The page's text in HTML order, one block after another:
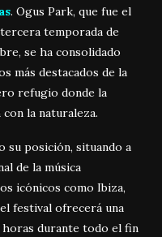
. Ogus Park, que fue el
temporada de
se ha consolidado
más destacados de la
refugio donde la
la naturaleza.
su posición, situando a
de la música
icónicos como Ibiza,
festival ofrecerá una
horas durante todo el fin